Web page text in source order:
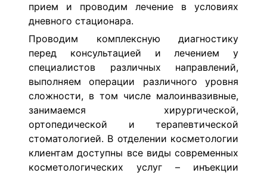
прием и проводим лечение в условиях
дневного стационара.
Проводим комплексную диагностику
перед консультацией и лечением у
специалистов различных направлений,
выполняем операции различного уровня
сложности, в том числе малоинвазивные,
занимаемся хирургической,
ортопедической и терапевтической
стоматологией. В отделении косметологии
клиентам доступны все виды современных
косметологических услуг – инъекции